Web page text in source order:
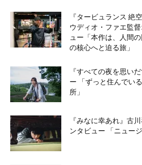
『タービュランス 絶
ウディオ・ファエ監
ュー「本作は、人間
の核心へと迫る旅」
『すべての夜を思い
ー 「ずっと住んでい
所」
『みなに幸あれ』古
ンタビュー 「ニュー